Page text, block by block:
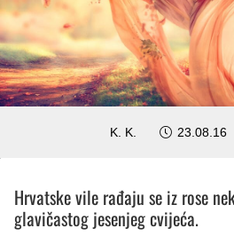
K. K. 23.08.16
Hrvatske vile rađaju se iz rose
glavičastog jesenjeg cvijeća.